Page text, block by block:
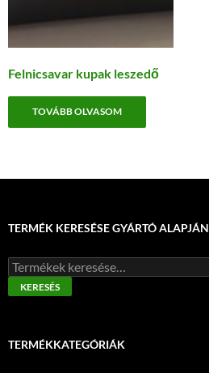
Felnicsavar kupak leszedő
TOVÁBB OLVASOM
TERMÉK KERESÉSE GYÁRTÓ ALAPJÁN
Keresés
a
következőre:
KERESÉS
TERMÉKKATEGÓRIÁK